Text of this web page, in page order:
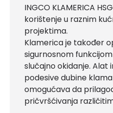
INGCO KLAMERICA
korištenje u raznim
projektima.
Klamerica je također
sigurnosnom
slučajno okidanje. Alat
podesive dubine
omogućava da
pričvršćivanja